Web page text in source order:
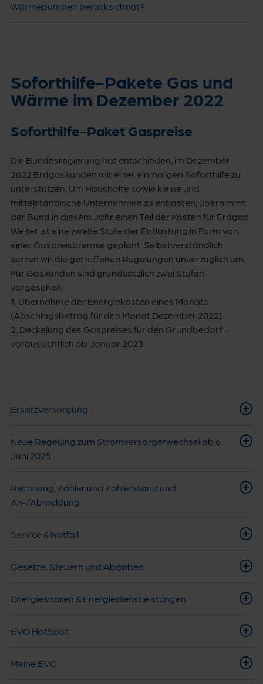
Wärmepumpen berücksichtigt?
Soforthilfe-Pakete Gas und
Wärme im Dezember 2022
Soforthilfe-Paket Gaspreise
Die Bundesregierung hat entschieden, im Dezember
2022 Erdgaskunden mit einer einmaligen Soforthilfe zu
unterstützen. Um Haushalte sowie kleine und
mittelständische Unternehmen zu entlasten, übernimmt
der Bund in diesem Jahr einen Teil der Kosten für Erdgas.
Weiter ist eine zweite Stufe der Entlastung in Form von
einer Gaspreisbremse geplant. Selbstverständlich
setzen wir die getroffenen Regelungen unverzüglich um.
Für Gaskunden sind grundsätzlich zwei Stufen
vorgesehen:
1. Übernahme der Energiekosten eines Monats
(Abschlagsbetrag für den Monat Dezember 2022)
2. Deckelung des Gaspreises für den Grundbedarf –
voraussichtlich ab Januar 2023
Ersatzversorgung
Neue Regelung zum Stromversorgerwechsel ab 6.
Juni 2025
Rechnung, Zähler und Zählerstand und
An-/Abmeldung
Service & Notfall
Gesetze, Steuern und Abgaben
Energiesparen & Energiedienstleistungen
EVO HotSpot
Meine EVO